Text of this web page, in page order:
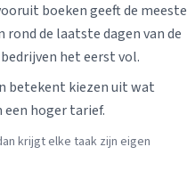
boeken geeft de meeste
rond de laatste dagen van de
het eerst vol.
betekent kiezen uit wat
hoger tarief.
krijgt elke taak zijn eigen